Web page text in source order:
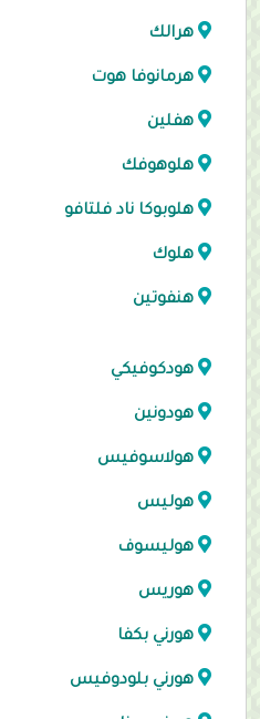
هرالك
هرمانوفا هوت
هفلين
هلوهوفك
هلوبوكا ناد فلتافو
هلوك
هنفوتين
هودكوفيكي
هودونين
هولاسوفيس
هوليس
هوليسوف
هوريس
هورني بكفا
هورني بلودوفيس